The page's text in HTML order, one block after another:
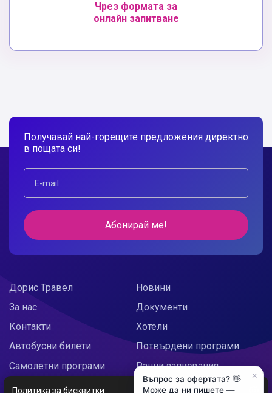
Чрез формата за
онлайн запитване
Получавай най-горещите предложения директно
в пощата си!
Абонирай ме!
Дорис Травел
За нас
Контакти
Новини
Документи
Хотели
Автобусни билети
Самолетни програми
Doris Украйна
Потвърдени програми
Ранни записвания
Празнични предложения
Политика за бисквитки
×
Въпрос за офертата? 👋
Може да ни пишете —